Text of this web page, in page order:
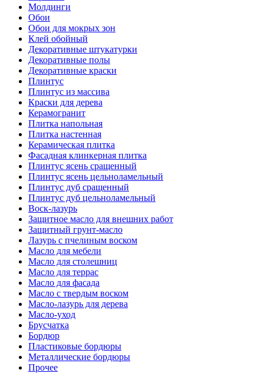
Молдинги
Обои
Обои для мокрых зон
Клей обойный
Декоративные штукатурки
Декоративные полы
Декоративные краски
Плинтус
Плинтус из массива
Краски для дерева
Керамогранит
Плитка напольная
Плитка настенная
Керамическая плитка
Фасадная клинкерная плитка
Плинтус ясень сращенный
Плинтус ясень цельноламельный
Плинтус дуб сращенный
Плинтус дуб цельноламельный
Воск-лазурь
Защитное масло для внешних работ
Защитный грунт-масло
Лазурь с пчелиным воском
Масло для мебели
Масло для столешниц
Масло для террас
Масло для фасада
Масло с твердым воском
Масло-лазурь для дерева
Масло-уход
Брусчатка
Бордюр
Пластиковые бордюры
Металлические бордюры
Прочее